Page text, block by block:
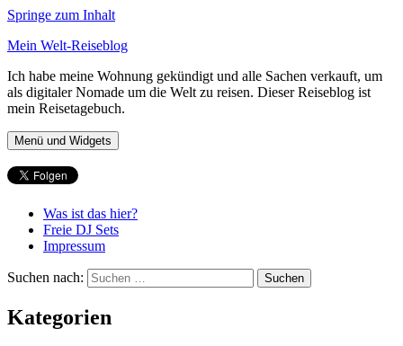
Springe zum Inhalt
Mein Welt-Reiseblog
Ich habe meine Wohnung gekündigt und alle Sachen verkauft, um
als digitaler Nomade um die Welt zu reisen. Dieser Reiseblog ist
mein Reisetagebuch.
Menü und Widgets
Was ist das hier?
Freie DJ Sets
Impressum
Suchen nach:
Kategorien